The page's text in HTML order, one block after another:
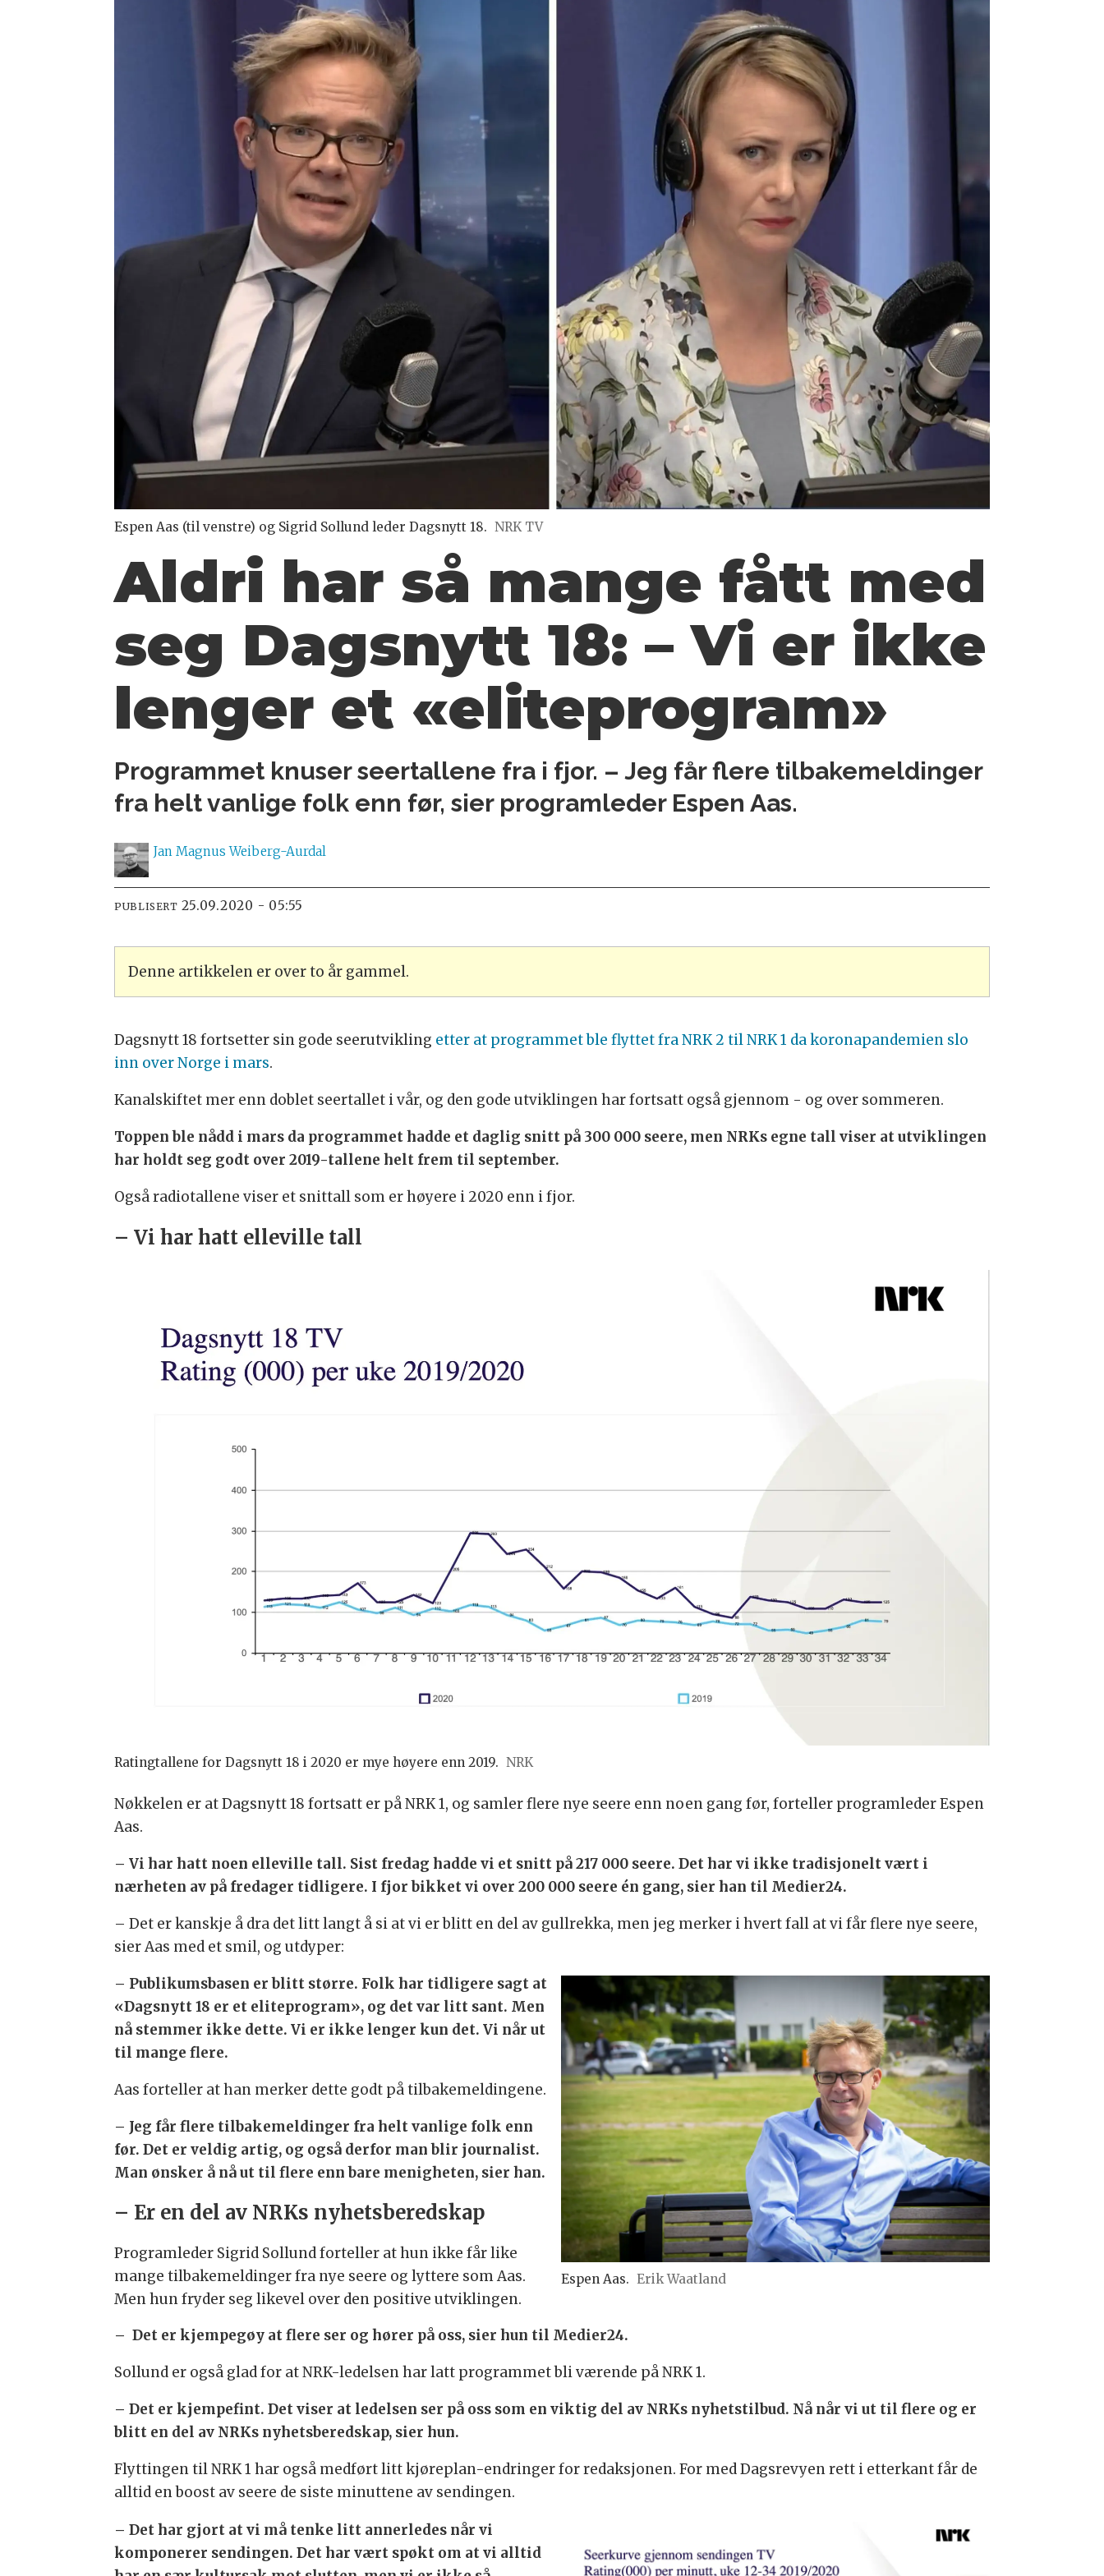
Espen Aas (til venstre) og Sigrid Sollund leder Dagsnytt 18. NRK TV
Aldri har så mange fått med
seg Dagsnytt 18: – Vi er ikke
lenger et «eliteprogram»
Programmet knuser seertallene fra i fjor. – Jeg får flere tilbakemeldinger
fra helt vanlige folk enn før, sier programleder Espen Aas.
Jan Magnus Weiberg-Aurdal
PUBLISERT 25.09.2020 - 05:55
Denne artikkelen er over to år gammel.
Dagsnytt 18 fortsetter sin gode seerutvikling etter at programmet ble flyttet fra NRK 2 til NRK 1 da koronapandemien slo
inn over Norge i mars.
Kanalskiftet mer enn doblet seertallet i vår, og den gode utviklingen har fortsatt også gjennom - og over sommeren.
Toppen ble nådd i mars da programmet hadde et daglig snitt på 300 000 seere, men NRKs egne tall viser at utviklingen
har holdt seg godt over 2019-tallene helt frem til september.
Også radiotallene viser et snittall som er høyere i 2020 enn i fjor.
– Vi har hatt elleville tall
Ratingtallene for Dagsnytt 18 i 2020 er mye høyere enn 2019. NRK
Nøkkelen er at Dagsnytt 18 fortsatt er på NRK 1, og samler flere nye seere enn noen gang før, forteller programleder Espen
Aas.
– Vi har hatt noen elleville tall. Sist fredag hadde vi et snitt på 217 000 seere. Det har vi ikke tradisjonelt vært i
nærheten av på fredager tidligere. I fjor bikket vi over 200 000 seere én gang, sier han til Medier24.
– Det er kanskje å dra det litt langt å si at vi er blitt en del av gullrekka, men jeg merker i hvert fall at vi får flere nye seere,
sier Aas med et smil, og utdyper:
Espen Aas. Erik Waatland
– Publikumsbasen er blitt større. Folk har tidligere sagt at
«Dagsnytt 18 er et eliteprogram», og det var litt sant. Men
nå stemmer ikke dette. Vi er ikke lenger kun det. Vi når ut
til mange flere.
Aas forteller at han merker dette godt på tilbakemeldingene.
– Jeg får flere tilbakemeldinger fra helt vanlige folk enn
før. Det er veldig artig, og også derfor man blir journalist.
Man ønsker å nå ut til flere enn bare menigheten, sier han.
– Er en del av NRKs nyhetsberedskap
Programleder Sigrid Sollund forteller at hun ikke får like
mange tilbakemeldinger fra nye seere og lyttere som Aas.
Men hun fryder seg likevel over den positive utviklingen.
– Det er kjempegøy at flere ser og hører på oss, sier hun til Medier24.
Sollund er også glad for at NRK-ledelsen har latt programmet bli værende på NRK 1.
– Det er kjempefint. Det viser at ledelsen ser på oss som en viktig del av NRKs nyhetstilbud. Nå når vi ut til flere og er
blitt en del av NRKs nyhetsberedskap, sier hun.
Flyttingen til NRK 1 har også medført litt kjøreplan-endringer for redaksjonen. For med Dagsrevyen rett i etterkant får de
alltid en boost av seere de siste minuttene av sendingen.
– Det har gjort at vi må tenke litt annerledes når vi
komponerer sendingen. Det har vært spøkt om at vi alltid